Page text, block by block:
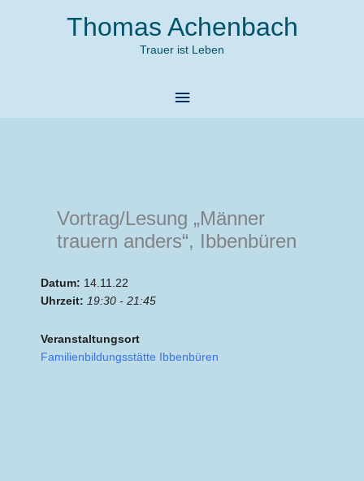
Thomas Achenbach
Trauer ist Leben
Hauptmenü
Vortrag/Lesung „Männer
trauern anders“, Ibbenbüren
Datum: 14.11.22
Uhrzeit: 19:30 - 21:45
Veranstaltungsort
Familienbildungsstätte Ibbenbüren